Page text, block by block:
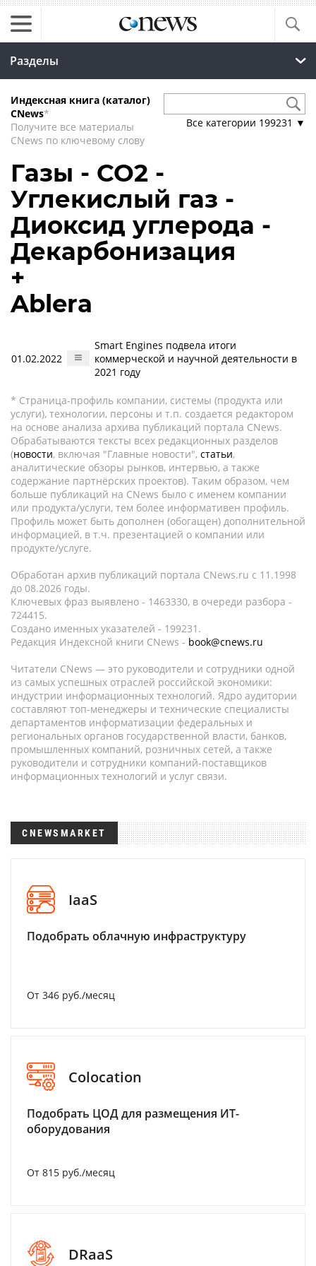
Разделы
Индексная книга (каталог)
CNews*
Получите все материалы
CNews по ключевому слову
Все категории 199231 ▼
Газы - CO2 -
Углекислый газ -
Диоксид углерода -
Декарбонизация
+
Ablera
01.02.2022
Smart Engines подвела итоги
коммерческой и научной деятельности в
2021 году
* Страница-профиль компании, системы (продукта или
услуги), технологии, персоны и т.п. создается редактором
на основе анализа архива публикаций портала CNews.
Обрабатываются тексты всех редакционных разделов
(новости, включая "Главные новости", статьи,
аналитические обзоры рынков, интервью, а также
содержание партнёрских проектов). Таким образом, чем
больше публикаций на CNews было с именем компании
или продукта/услуги, тем более информативен профиль.
Профиль может быть дополнен (обогащен) дополнительной
информацией, в т.ч. презентацией о компании или
продукте/услуге.
Обработан архив публикаций портала CNews.ru c 11.1998
до 08.2026 годы.
Ключевых фраз выявлено - 1463330, в очереди разбора -
724415.
Создано именных указателей - 199231.
Редакция Индексной книги CNews - book@cnews.ru
Читатели CNews — это руководители и сотрудники одной
из самых успешных отраслей российской экономики:
индустрии информационных технологий. Ядро аудитории
составляют топ-менеджеры и технические специалисты
департаментов информатизации федеральных и
региональных органов государственной власти, банков,
промышленных компаний, розничных сетей, а также
руководители и сотрудники компаний-поставщиков
информационных технологий и услуг связи.
CNEWSMARKET
IaaS
Подобрать облачную инфраструктуру
От 346 руб./месяц
Colocation
Подобрать ЦОД для размещения ИТ-
оборудования
От 815 руб./месяц
DRaaS